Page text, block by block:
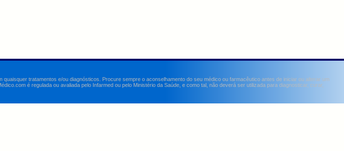
tratamentos e/ou diagnósticos. Procure sempre o aconselhamento do seu médico ou farmacêutico antes de iniciar ou alterar um
é regulada ou avaliada pelo Infarmed ou pelo Ministério da Saúde, e como tal, não deverá ser utilizada para diagnosticar, curar,